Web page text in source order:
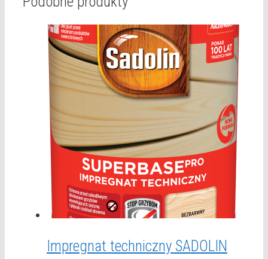
Impregnat techniczny SADOLIN